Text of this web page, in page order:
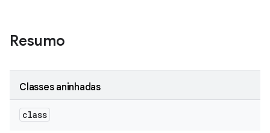
Resumo
Classes aninhadas
class